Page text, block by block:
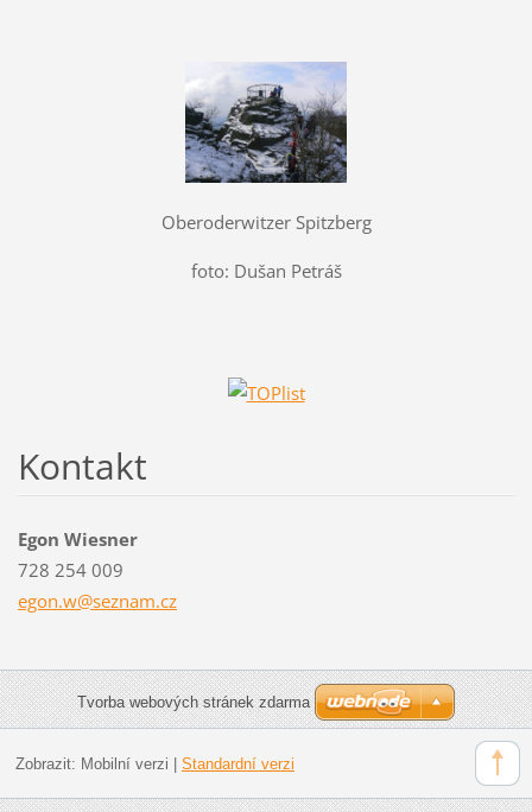
Oberoderwitzer Spitzberg
foto: Dušan Petráš
Kontakt
Egon Wiesner
728 254 009
egon.w@seznam.cz
Tvorba webových stránek zdarma
Zobrazit: Mobilní verzi Standardní verzi